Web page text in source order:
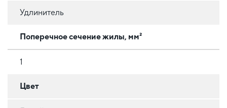
Удлинитель
Поперечное сечение жилы, мм²
1
Цвет